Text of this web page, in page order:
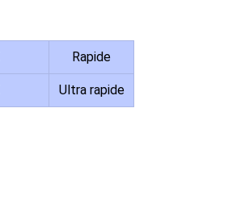
Rapide
Ultra rapide